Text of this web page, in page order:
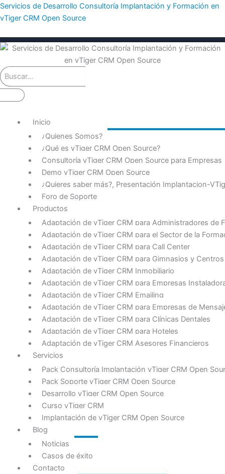
Ir
al
Servicios de Desarrollo Consultoría Implantación y Formación en
vTiger CRM Open Source
Inicio
¿Quienes Somos?
¿Qué es vTiger CRM Open Source?
Consultoría vTiger CRM Open Source para Empresas
Demo vTiger CRM Open Source
¿Quieres saber más?, Presentación Implantacion-
Foro de Soporte
Productos
Adaptación de vTiger CRM para Administradores de
Adaptación de vTiger CRM para el Sector de la
Adaptación de vTiger CRM para Call Center
Adaptación de vTiger CRM para Gimnasios y
Adaptación de vTiger CRM Inmobiliario
Adaptación de vTiger CRM para Empresas
Adaptación de vTiger CRM Emailing
Adaptación de vTiger CRM para Empresas de
Adaptación de vTiger CRM para Clínicas Dentales
Adaptación de vTiger CRM para Hoteles
Adaptación de vTiger CRM Asesores Financieros
Servicios
Pack Consultoría Implantación vTiger CRM Open
Pack Soporte vTiger CRM Open Source
Desarrollo vTiger CRM Open Source
Curso vTiger CRM
Implantación de vTiger CRM Open Source
Blog
Noticias
Casos de éxito
Contacto